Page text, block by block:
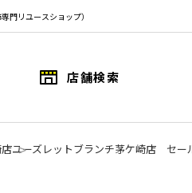
門リユースショップ）
店舗検索
ユーズレットブランチ茅ケ崎店 セー